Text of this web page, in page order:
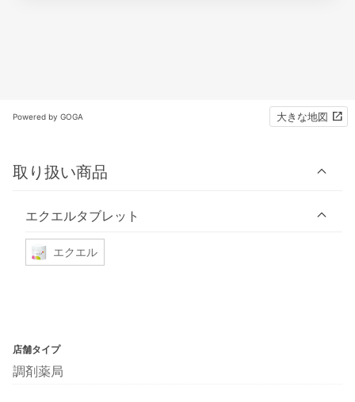
Powered by GOGA 大きな地図
取り扱い商品
エクエルタブレット
エクエル
店舗タイプ
調剤薬局